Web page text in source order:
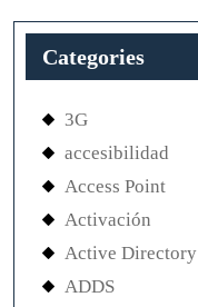
Categories
3G
accesibilidad
Access Point
Activación
Active Directory
ADDS